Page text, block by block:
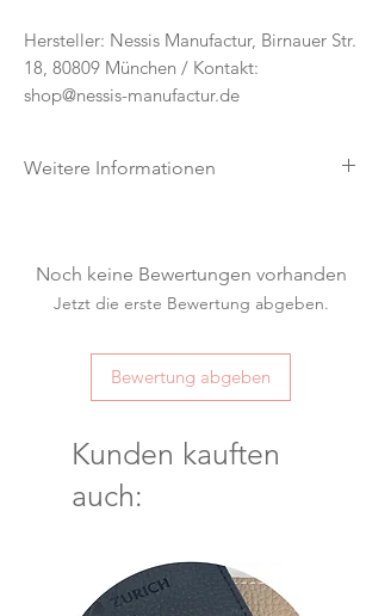
Hersteller: Nessis Manufactur, Birnauer Str.
18, 80809 München / Kontakt:
shop@nessis-manufactur.de
Weitere Informationen
personalisierte Produkte besteht kein
Widerrufsrecht (§ 312g Abs. 2 Nr. 1
Noch keine Bewertungen vorhanden
Jetzt die erste Bewertung abgeben.
Bewertung abgeben
Kunden kauften
auch: